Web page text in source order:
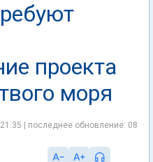
проекта
моря
| последнее обновление: 08